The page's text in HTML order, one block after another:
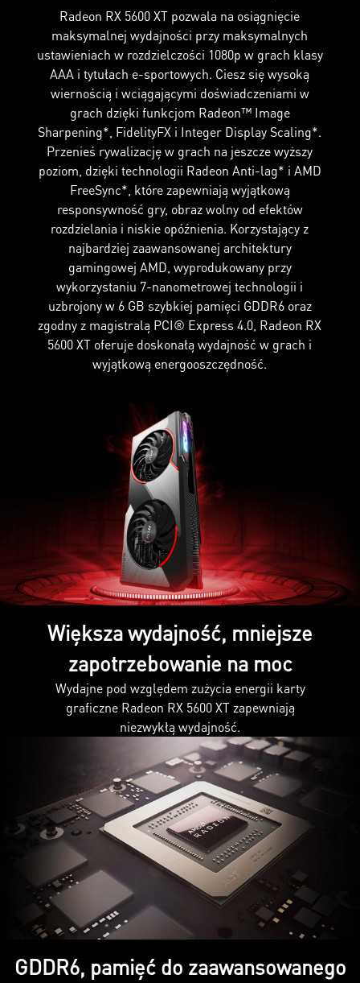
Radeon RX 5600 XT pozwala na osiągnięcie
maksymalnej wydajności przy maksymalnych
ustawieniach w rozdzielczości 1080p w grach klasy
AAA i tytułach e-sportowych. Ciesz się wysoką
wiernością i wciągającymi doświadczeniami w
grach dzięki funkcjom Radeon™ Image
Sharpening*, FidelityFX i Integer Display Scaling*.
Przenieś rywalizację w grach na jeszcze wyższy
poziom, dzięki technologii Radeon Anti-lag* i AMD
FreeSync*, które zapewniają wyjątkową
responsywność gry, obraz wolny od efektów
rozdzielania i niskie opóźnienia. Korzystający z
najbardziej zaawansowanej architektury
gamingowej AMD, wyprodukowany przy
wykorzystaniu 7-nanometrowej technologii i
uzbrojony w 6 GB szybkiej pamięci GDDR6 oraz
zgodny z magistralą PCI® Express 4.0, Radeon RX
5600 XT oferuje doskonałą wydajność w grach i
wyjątkową energooszczędność.
Większa wydajność, mniejsze
zapotrzebowanie na moc
Wydajne pod względem zużycia energii karty
graficzne Radeon RX 5600 XT zapewniają
niezwykłą wydajność.
GDDR6, pamięć do zaawansowanego